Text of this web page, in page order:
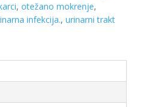
, otežano mokrenje,
infekcija., urinarni trakt